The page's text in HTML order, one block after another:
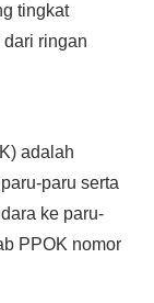
tingkat
ringan
adalah
paru serta
ke paru-
PPOK nomor